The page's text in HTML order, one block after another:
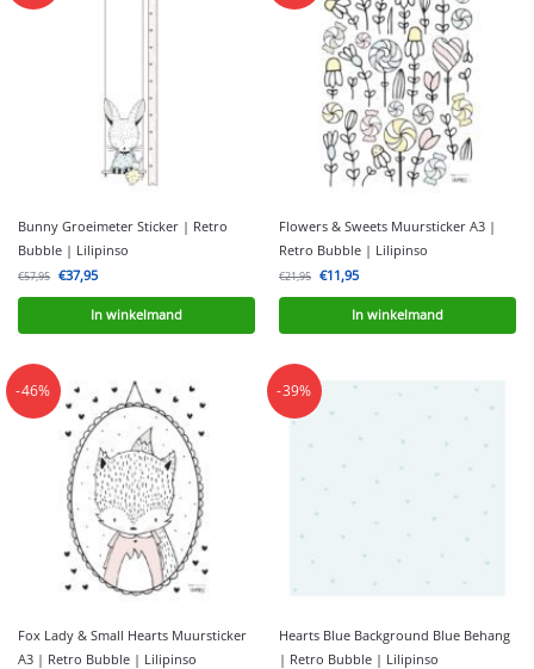
Bunny Groeimeter Sticker | Retro
Bubble | Lilipinso
€57,95 €37,95
In winkelmand
Flowers & Sweets Muursticker A3 |
Retro Bubble | Lilipinso
€21,95 €11,95
In winkelmand
-46%
Fox Lady & Small Hearts Muursticker
A3 | Retro Bubble | Lilipinso
-39%
Hearts Blue Background Blue Behang
| Retro Bubble | Lilipinso